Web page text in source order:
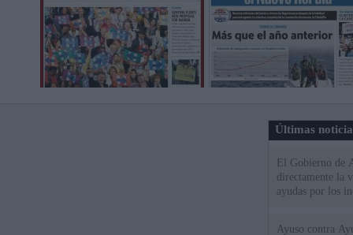
Últimas
El Gobierno de
directamente la
ayudas por los
Ayuso contra